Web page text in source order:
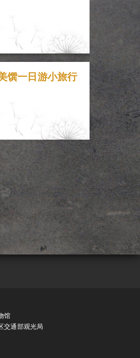
馔一日游小旅行
馆
交通部观光局